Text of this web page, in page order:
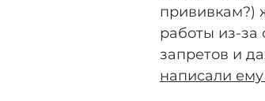
прививкам?)
работы из-за
запретов и
написали